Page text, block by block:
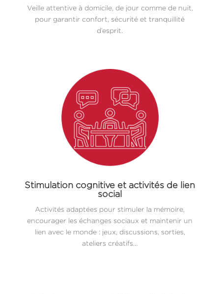
Veille attentive à domicile, de jour comme de nuit,
pour garantir confort, sécurité et tranquillité
d’esprit.
Stimulation cognitive et activités de lien
social
Activités adaptées pour stimuler la mémoire,
encourager les échanges sociaux et maintenir un
lien avec le monde : jeux, discussions, sorties,
ateliers créatifs…